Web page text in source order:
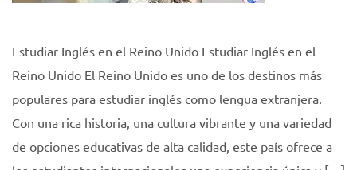
Estudiar Inglés en el Reino Unido Estudiar Inglés en el
Reino Unido El Reino Unido es uno de los destinos más
populares para estudiar inglés como lengua extranjera.
Con una rica historia, una cultura vibrante y una variedad
de opciones educativas de alta calidad, este país ofrece a